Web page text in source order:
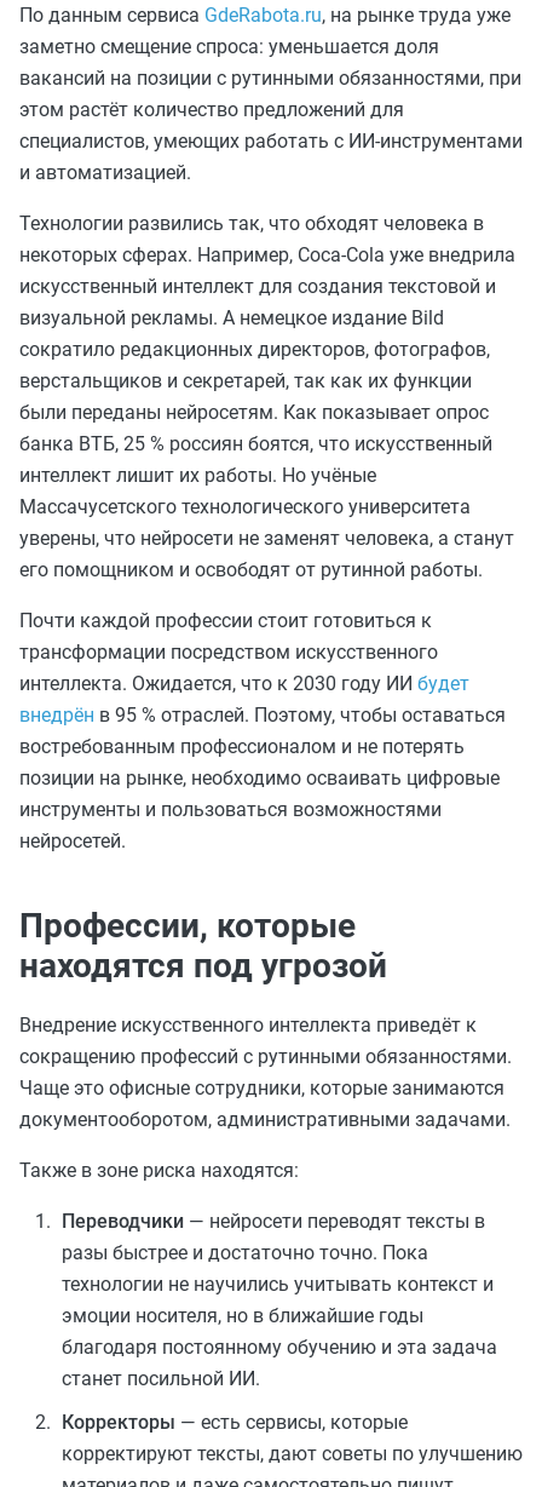
По данным сервиса GdeRabota.ru, на рынке труда уже
заметно смещение спроса: уменьшается доля
вакансий на позиции с рутинными обязанностями, при
этом растёт количество предложений для
специалистов, умеющих работать с ИИ-инструментами
и автоматизацией.
Технологии развились так, что обходят человека в
некоторых сферах. Например, Coca-Cola уже внедрила
искусственный интеллект для создания текстовой и
визуальной рекламы. А немецкое издание Bild
сократило редакционных директоров, фотографов,
верстальщиков и секретарей, так как их функции
были переданы нейросетям. Как показывает опрос
банка ВТБ, 25 % россиян боятся, что искусственный
интеллект лишит их работы. Но учёные
Массачусетского технологического университета
уверены, что нейросети не заменят человека, а станут
его помощником и освободят от рутинной работы.
Почти каждой профессии стоит готовиться к
трансформации посредством искусственного
интеллекта. Ожидается, что к 2030 году ИИ будет
внедрён в 95 % отраслей. Поэтому, чтобы оставаться
востребованным профессионалом и не потерять
позиции на рынке, необходимо осваивать цифровые
инструменты и пользоваться возможностями
нейросетей.
Профессии, которые
находятся под угрозой
Внедрение искусственного интеллекта приведёт к
сокращению профессий с рутинными обязанностями.
Чаще это офисные сотрудники, которые занимаются
документооборотом, административными задачами.
Также в зоне риска находятся:
Переводчики — нейросети переводят тексты в
разы быстрее и достаточно точно. Пока
технологии не научились учитывать контекст и
эмоции носителя, но в ближайшие годы
благодаря постоянному обучению и эта задача
станет посильной ИИ.
Корректоры — есть сервисы, которые
корректируют тексты, дают советы по улучшению